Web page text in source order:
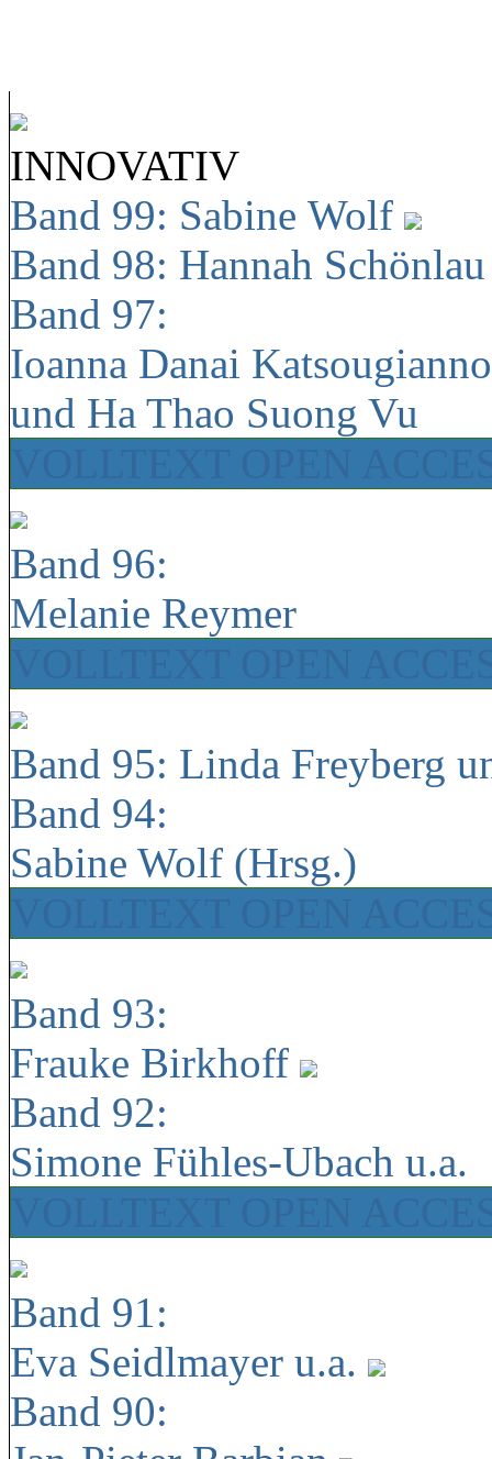
INNOVATIV
Band 99: Sabine Wolf
Band 98: Hannah
Band 97:
Ioanna Danai
und Ha Thao Suong Vu
Band 96:
Melanie Reymer
Band 95: Linda Freyberg
Band 94:
Sabine Wolf (Hrsg.)
Band 93:
Frauke Birkhoff
Band 92:
Simone Fühles-Ubach u.a.
Band 91:
Eva Seidlmayer u.a.
Band 90: